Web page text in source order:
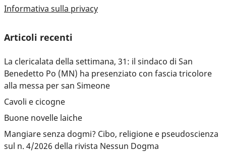
Informativa sulla privacy
Articoli recenti
La clericalata della settimana, 31: il sindaco di San
Benedetto Po (MN) ha presenziato con fascia tricolore
alla messa per san Simeone
Cavoli e cicogne
Buone novelle laiche
Mangiare senza dogmi? Cibo, religione e pseudoscienza
sul n. 4/2026 della rivista Nessun Dogma